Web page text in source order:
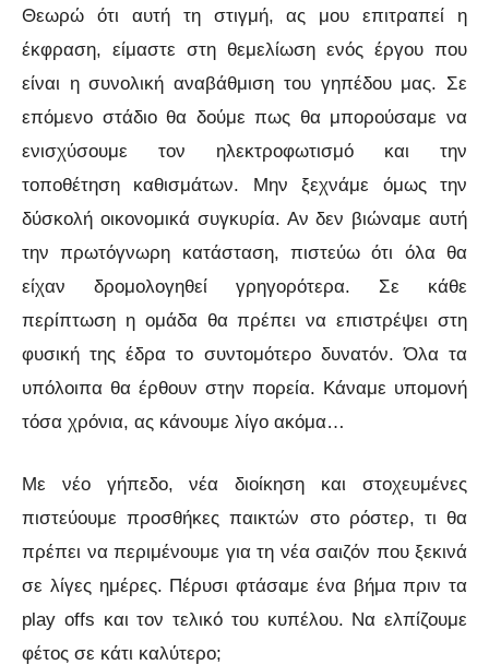
Θεωρώ ότι αυτή τη στιγμή, ας μου επιτραπεί η
έκφραση, είμαστε στη θεμελίωση ενός έργου που
είναι η συνολική αναβάθμιση του γηπέδου μας. Σε
επόμενο στάδιο θα δούμε πως θα μπορούσαμε να
ενισχύσουμε τον ηλεκτροφωτισμό και την
τοποθέτηση καθισμάτων. Μην ξεχνάμε όμως την
δύσκολή οικονομικά συγκυρία. Αν δεν βιώναμε αυτή
την πρωτόγνωρη κατάσταση, πιστεύω ότι όλα θα
είχαν δρομολογηθεί γρηγορότερα. Σε κάθε
περίπτωση η ομάδα θα πρέπει να επιστρέψει στη
φυσική της έδρα το συντομότερο δυνατόν. Όλα τα
υπόλοιπα θα έρθουν στην πορεία. Κάναμε υπομονή
τόσα χρόνια, ας κάνουμε λίγο ακόμα…
Με νέο γήπεδο, νέα διοίκηση και στοχευμένες
πιστεύουμε προσθήκες παικτών στο ρόστερ, τι θα
πρέπει να περιμένουμε για τη νέα σαιζόν που ξεκινά
σε λίγες ημέρες. Πέρυσι φτάσαμε ένα βήμα πριν τα
play offs και τον τελικό του κυπέλου. Να ελπίζουμε
φέτος σε κάτι καλύτερο;